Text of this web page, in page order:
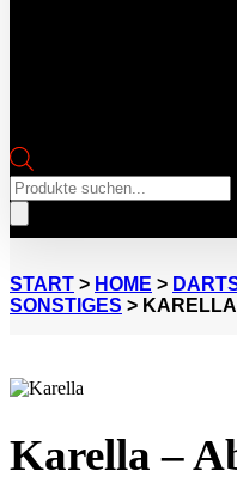
Products
search
START > HOME >
SONSTIGES >
Karella –